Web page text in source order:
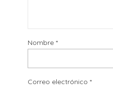
Nombre *
Correo electrónico *